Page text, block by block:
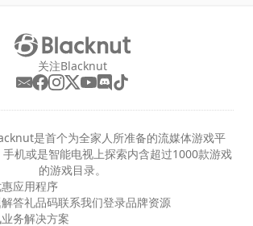
关注Blacknut
是首个为全家人所准备的流媒体游戏平
机或是智能电视上探索内含超过1000款游戏
的游戏目录。
应用程序
答礼品码联系我们登录品牌资源
业务解决方案